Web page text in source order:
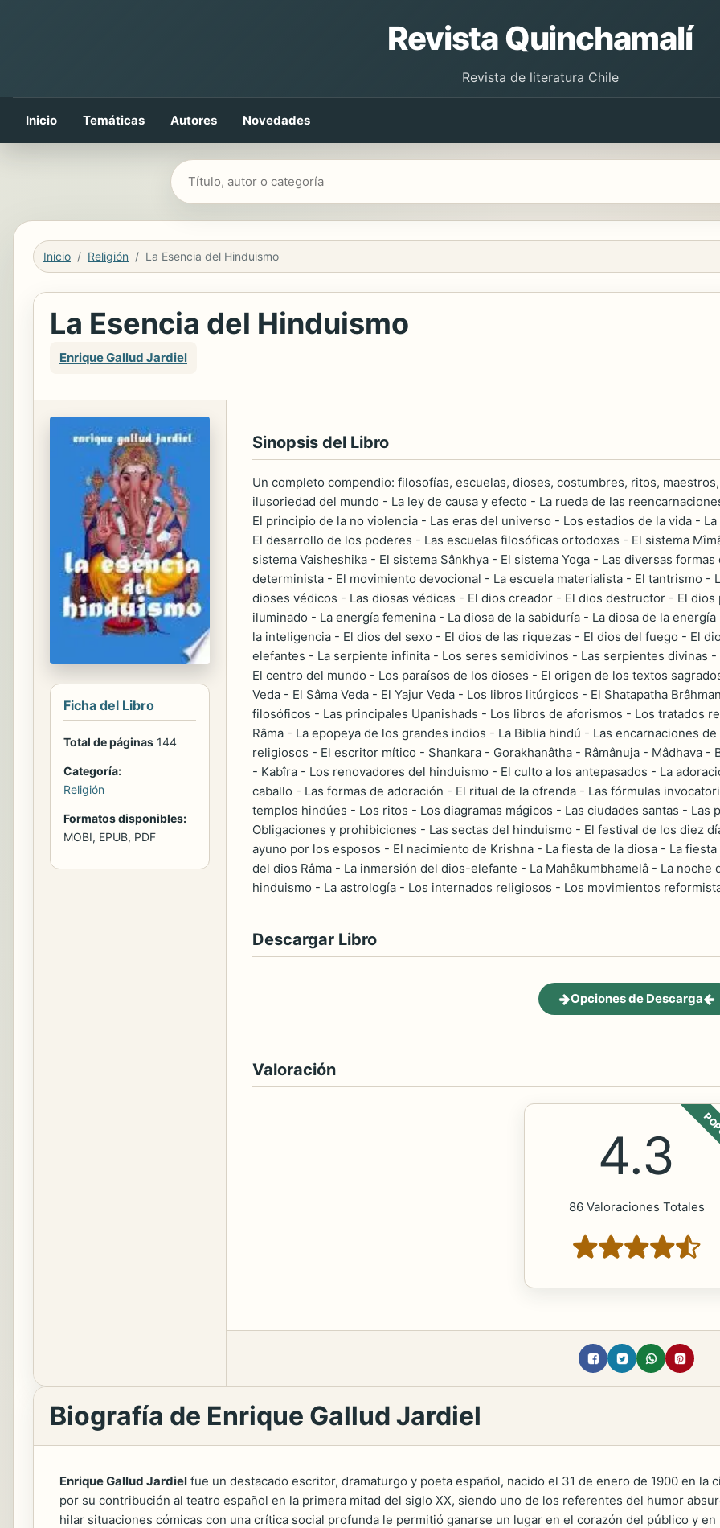
Revista Quinchamalí
Revista de literatura Chile
Inicio Temáticas Autores Novedades
Buscar libros
Inicio Religión La Esencia del Hinduismo
La Esencia del Hinduismo
Enrique Gallud Jardiel
Ficha del Libro
Total de páginas 144
Categoría:
Religión
Formatos disponibles:
MOBI, EPUB, PDF
Sinopsis del Libro
Un completo compendio: filosofías, escuelas, dioses, costumbres, ritos,
ilusoriedad del mundo - La ley de causa y efecto - La rueda de las
El principio de la no violencia - Las eras del universo - Los estadios de la vida -
El desarrollo de los poderes - Las escuelas filosóficas ortodoxas - El sistema
sistema Vaisheshika - El sistema Sânkhya - El sistema Yoga - Las diversas
determinista - El movimiento devocional - La escuela materialista - El tantrismo
dioses védicos - Las diosas védicas - El dios creador - El dios destructor - El
iluminado - La energía femenina - La diosa de la sabiduría - La diosa de la
la inteligencia - El dios del sexo - El dios de las riquezas - El dios del fuego - El
elefantes - La serpiente infinita - Los seres semidivinos - Las serpientes divinas
El centro del mundo - Los paraísos de los dioses - El origen de los textos
Veda - El Sâma Veda - El Yajur Veda - Los libros litúrgicos - El Shatapatha
filosóficos - Las principales Upanishads - Los libros de aforismos - Los tratados
Râma - La epopeya de los grandes indios - La Biblia hindú - Las encarnaciones
religiosos - El escritor mítico - Shankara - Gorakhanâtha - Râmânuja - Mâdhava -
- Kabîra - Los renovadores del hinduismo - El culto a los antepasados - La
caballo - Las formas de adoración - El ritual de la ofrenda - Las fórmulas
templos hindúes - Los ritos - Los diagramas mágicos - Las ciudades santas -
Obligaciones y prohibiciones - Las sectas del hinduismo - El festival de los diez
ayuno por los esposos - El nacimiento de Krishna - La fiesta de la diosa - La
del dios Râma - La inmersión del dios-elefante - La Mahâkumbhamelâ - La
hinduismo - La astrología - Los internados religiosos - Los movimientos
Descargar Libro
Opciones de Descarga
Valoración
4.3
86 Valoraciones Totales
Biografía de Enrique Gallud Jardiel
Enrique Gallud Jardiel fue un destacado escritor, dramaturgo y poeta español, nacido el 31 de enero de 1900 en la
por su contribución al teatro español en la primera mitad del siglo XX, siendo uno de los referentes del humor
hilar situaciones cómicas con una crítica social profunda le permitió ganarse un lugar en el corazón del público y